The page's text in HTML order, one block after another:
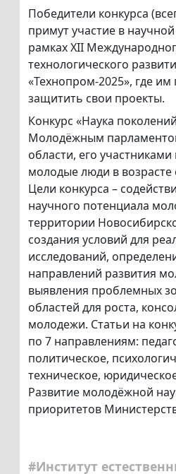
Победители конкурса
примут участие в
рамках XII
технологического
«Технопром-2025», где им
защитить свои проекты.
Конкурс «Наука
Молодёжным
области, его участниками
молодые люди в возрасте
Цели конкурса –
научного потенциала
территории
создания условий для
исследований,
направлений развития
выявления проблемных
областей для роста,
молодежи. Статьи на
по 7 направлениям:
политическое,
техническое,
Развитие молодёжной
приоритетов
#Институт